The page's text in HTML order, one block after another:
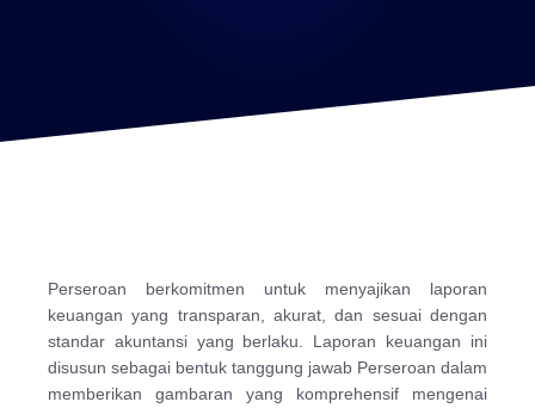
Perseroan berkomitmen untuk menyajikan laporan
keuangan yang transparan, akurat, dan sesuai dengan
standar akuntansi yang berlaku. Laporan keuangan ini
disusun sebagai bentuk tanggung jawab Perseroan dalam
memberikan gambaran yang komprehensif mengenai